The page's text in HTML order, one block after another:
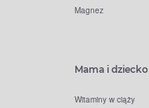
Magnez
Mama i dziecko
Witaminy w ciąży